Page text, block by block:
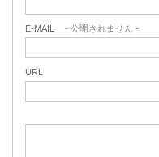
E-MAIL - 公開されません -
URL